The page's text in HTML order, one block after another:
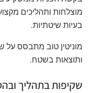
מוצלחות ותהליכים
בעיות שיטתיות.
מוניטין טוב מתבסס על
ותוצאות בשטח.
שקיפות בתהליך